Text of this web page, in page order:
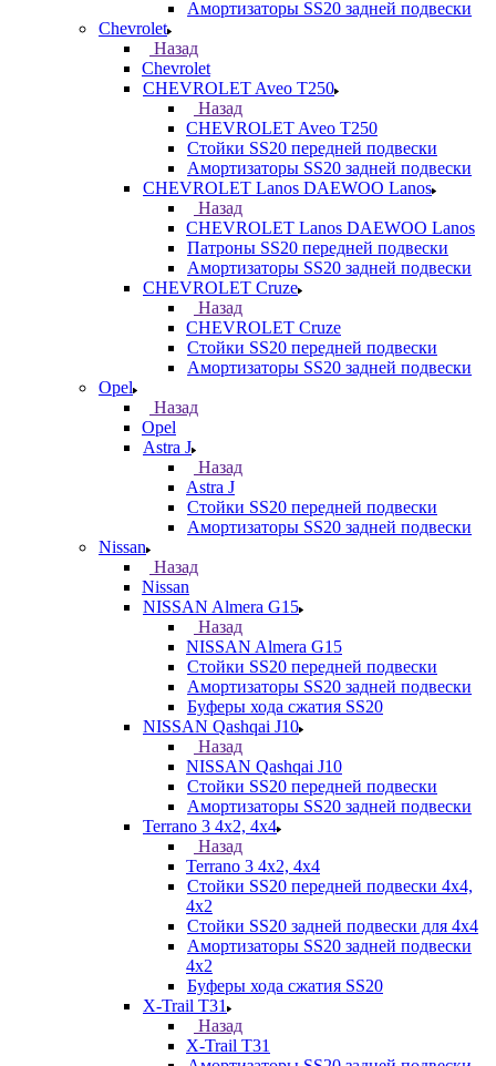
Амортизаторы SS20 задней подвески
Chevrolet
Назад
Chevrolet
CHEVROLET Aveo T250
Назад
CHEVROLET Aveo T250
Стойки SS20 передней подвески
Амортизаторы SS20 задней подвески
CHEVROLET Lanos DAEWOO Lanos
Назад
CHEVROLET Lanos DAEWOO Lanos
Патроны SS20 передней подвески
Амортизаторы SS20 задней подвески
CHEVROLET Cruze
Назад
CHEVROLET Cruze
Стойки SS20 передней подвески
Амортизаторы SS20 задней подвески
Opel
Назад
Opel
Astra J
Назад
Astra J
Стойки SS20 передней подвески
Амортизаторы SS20 задней подвески
Nissan
Назад
Nissan
NISSAN Almera G15
Назад
NISSAN Almera G15
Стойки SS20 передней подвески
Амортизаторы SS20 задней подвески
Буферы хода сжатия SS20
NISSAN Qashqai J10
Назад
NISSAN Qashqai J10
Стойки SS20 передней подвески
Амортизаторы SS20 задней подвески
Terrano 3 4х2, 4х4
Назад
Terrano 3 4х2, 4х4
Стойки SS20 передней подвески 4х4,
4x2
Стойки SS20 задней подвески для 4х4
Амортизаторы SS20 задней подвески
4х2
Буферы хода сжатия SS20
X-Trail T31
Назад
X-Trail T31